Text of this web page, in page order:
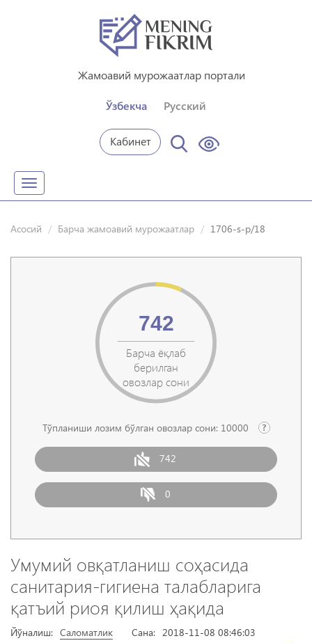
Жамоавий мурожаатлар портали
Ўзбекча Русский
Кабинет
Toggle
navigation
Асосий Барча жамоавий мурожаатлар 1706-s-p/18
Барча ёқлаб
берилган
овозлар сони
742
Тўпланиши лозим бўлган овозлар сони: 10000
742
0
Умумий овқатланиш соҳасида
санитария-гигиена талабларига
қатъий риоя қилиш ҳақида
Йўналиш: Саломатлик Сана: 2018-11-08 08:46:03